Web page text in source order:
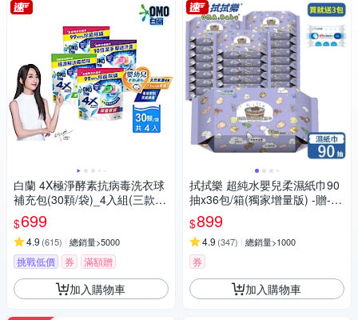
白蘭 4X極淨酵素抗病毒洗衣球
補充包(30顆/袋)_4入組(三款任
選)
$699
4.9 (615) 總銷量>5000
挑戰低價 券 滿額贈
加入購物車
拭拭樂 超純水嬰兒柔濕紙巾90
抽x36包/箱(獨家增量版) -贈-酒
精濕紙巾10抽x3包
$899
4.9 (347) 總銷量>1000
券
加入購物車